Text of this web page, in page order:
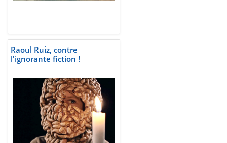
Raoul Ruiz, contre
l'ignorante fiction !